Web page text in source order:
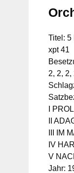
Titel: 5
xpt 41
2, 2, 2,
I
II
III IM
IV
V
Jahr: